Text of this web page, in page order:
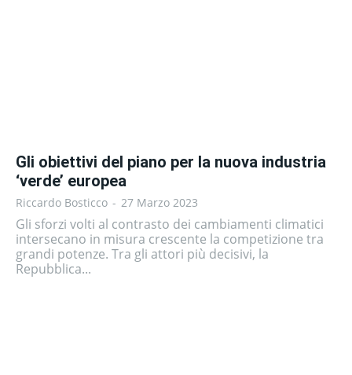
Gli obiettivi del piano per la nuova industria
‘verde’ europea
Riccardo Bosticco - 27 Marzo 2023
Gli sforzi volti al contrasto dei cambiamenti climatici
intersecano in misura crescente la competizione tra
grandi potenze. Tra gli attori più decisivi, la
Repubblica...